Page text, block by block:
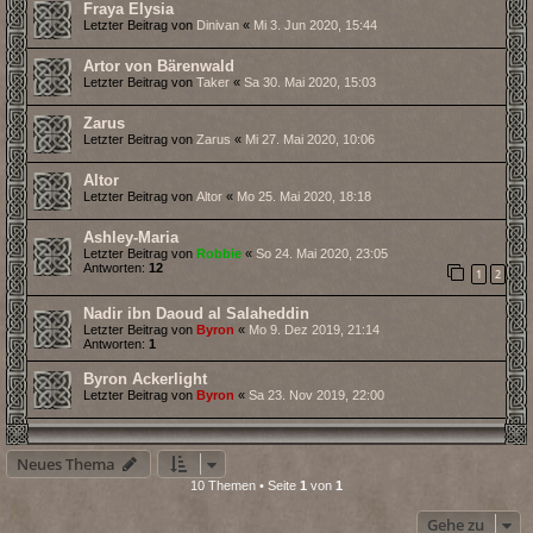
Fraya Elysia
Letzter Beitrag von Dinivan « Mi 3. Jun 2020, 15:44
Artor von Bärenwald
Letzter Beitrag von Taker « Sa 30. Mai 2020, 15:03
Zarus
Letzter Beitrag von Zarus « Mi 27. Mai 2020, 10:06
Altor
Letzter Beitrag von Altor « Mo 25. Mai 2020, 18:18
Ashley-Maria
Letzter Beitrag von Robbie « So 24. Mai 2020, 23:05
Antworten: 12 1 2
Nadir ibn Daoud al Salaheddin
Letzter Beitrag von Byron « Mo 9. Dez 2019, 21:14
Antworten: 1
Byron Ackerlight
Letzter Beitrag von Byron « Sa 23. Nov 2019, 22:00
Neues Thema
10 Themen • Seite 1 von 1
Gehe zu